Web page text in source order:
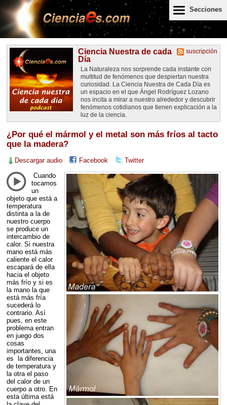
Secciones
suscripción
Ciencia Nuestra de cada
Día
La Naturaleza nos sorprende cada instante con
multitud de fenómenos que despiertan nuestra
curiosidad. La Ciencia Nuestra de Cada Día es
un espacio en el que Ángel Rodríguez Lozano
nos incita a mirar a nuestro alrededor y descubrir
fenómenos cotidianos que tienen explicación a la
luz de la ciencia.
¿Por qué el mármol y el metal son más fríos al tacto
que la madera?
Descargar audio Facebook Twitter
Cuando
tocamos
un
objeto que está a
temperatura
distinta a la de
nuestro cuerpo
se produce un
intercambio de
calor. Si nuestra
mano está más
caliente el calor
escapará de ella
hacia el objeto
más frío y si es
la mano la que
está más fría
sucederá lo
contrario. Así
pues, en este
problema entran
en juego dos
cosas
importantes, una
es la diferencia
de temperatura y
la otra el paso
del calor de un
cuerpo a otro. En
esta última está